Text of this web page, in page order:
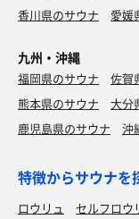
香川県のサウナ
愛媛
九州・沖縄
福岡県のサウナ 佐賀
熊本県のサウナ
大分
鹿児島県のサウナ
沖
特徴からサウナを
ロウリュ セルフロウ